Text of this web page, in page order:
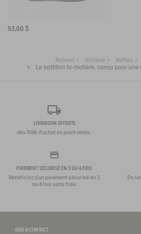
53,00 $
Accueil Homme Bottes
Le bottillon bi-matière, conçu pour
LIVRAISON OFFERTE
dès 159€ d'achat en point relais.
PAIEMENT SÉCURISÉ EN 3 OU 4 FOIS
Bénéficiez d'un paiement sécurisé en 3
ou 4 fois sans frais
Du
AIDE & CONTACT